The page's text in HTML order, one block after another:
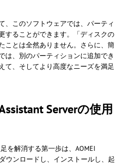
、このソフトウェアでは、パーティ
することができます。「ディスクの
ことは全然ありません。さらに、簡
は、別のパーティションに追加でき
て、そしてより高度なニーズを満足
Serverの使用
を解消する第一歩は、AOMEI
ウンロードし、インストールし、起